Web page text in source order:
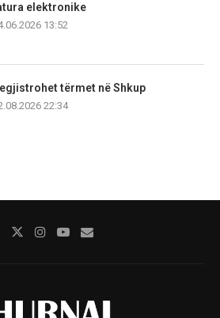
elektronike
13:52
tërmet në Shkup
22:34